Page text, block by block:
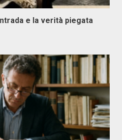
e la verità piegata